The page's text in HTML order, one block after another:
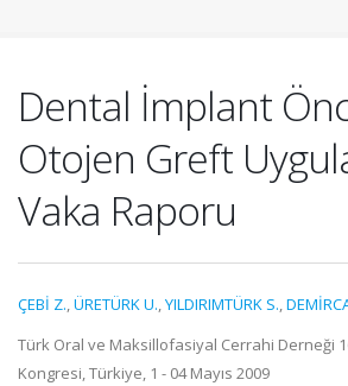
Dental İmplant
Otojen Greft
Vaka Raporu
ÇEBİ Z.,ÜRETÜRK U.,YILDIRIMTÜRK S.,
Türk Oral ve Maksillofasiyal Cerrahi Derneği
Kongresi, Türkiye, 1 - 04 Mayıs 2009